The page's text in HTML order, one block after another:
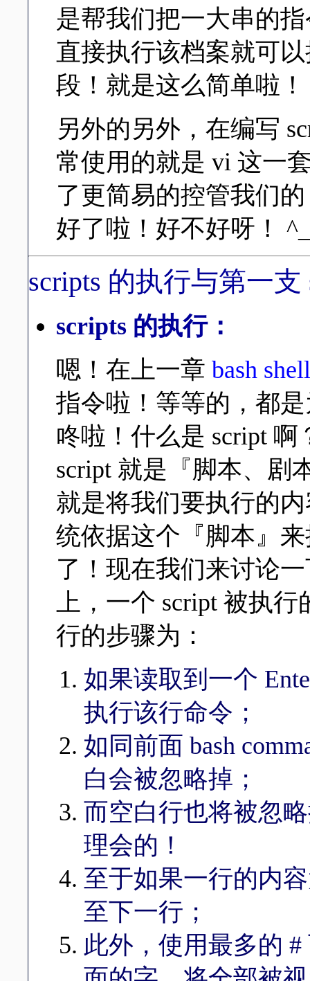
是帮我们把一大串的
直接执行该档案就可
段！就是这么简单啦！
另外的另外，在编写
常使用的就是 vi 这一
了更简易的控管我们
好了啦！好不好呀！
scripts 的执行与第一支
scripts 的执行：
嗯！在上一章 bash shell
指令啦！等等的，都
咚啦！什么是 script
script 就是『脚本、剧
就是将我们要执行的
统依据这个『脚本』
了！现在我们来讨论
上，一个 script 被执
行的步骤为：
如果读取到一个
执行该行命令；
如同前面 bash
白会被忽略掉；
而空白行也将被忽
理会的！
至于如果一行的内
至下一行；
此外，使用最多的